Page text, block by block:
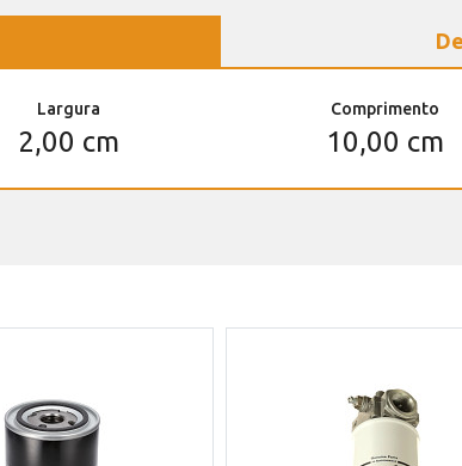
Largura
2,00 cm
Comprimento
10,00 cm